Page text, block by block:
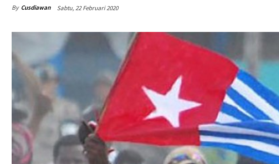
By Cusdiawan Sabtu, 22 Februari 2020